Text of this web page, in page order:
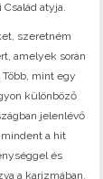
atyja.
szeretném
amelyek során
Több, mint egy
különböző
jelenlévő
a hit
és
a karizmában,